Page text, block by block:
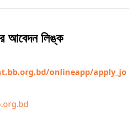
আবেদন লিঙ্ক
onlineapp/apply_jo